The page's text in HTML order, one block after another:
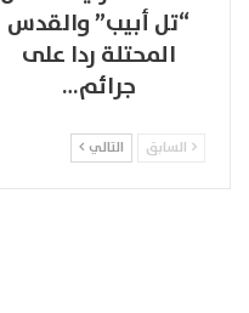
“تل أبيب” والقدس
المحتلة ردا على
جرائم…
السابق التالي